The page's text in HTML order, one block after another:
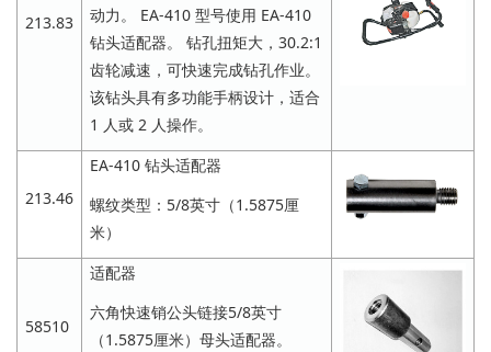
213.83
动力。 EA-410 型号使用 EA-410
钻头适配器。 钻孔扭矩大，30.2:1
齿轮减速，可快速完成钻孔作业。
该钻头具有多功能手柄设计，适合
1 人或 2 人操作。
213.46
EA-410 钻头适配器
螺纹类型：5/8英寸（1.5875厘
米）
58510
适配器
六角快速销公头链接5/8英寸
（1.5875厘米）母头适配器。